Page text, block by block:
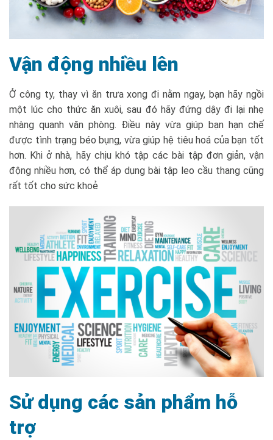
Vận động nhiều lên
Ở công ty, thay vì ăn trưa xong đi nằm ngay, bạn hãy ngồi
một lúc cho thức ăn xuôi, sau đó hãy đứng dậy đi lại nhẹ
nhàng quanh văn phòng. Điều này vừa giúp bạn hạn chế
được tình trạng béo bụng, vừa giúp hệ tiêu hoá của bạn tốt
hơn. Khi ở nhà, hãy chịu khó tập các bài tập đơn giản, vận
động nhiều hơn, có thể áp dụng bài tập leo cầu thang cũng
rất tốt cho sức khoẻ
Sử dụng các sản phẩm hỗ
trợ